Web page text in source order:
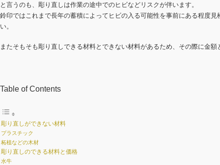
と言うのも、彫り直しは作業の途中でのヒビなどリスクが伴います。
鈴印ではこれまで長年の蓄積によってヒビの入る可能性を事前にある程度
い。
またそもそも彫り直しできる材料とできない材料があるため、その際に金
Table of Contents
彫り直しができない材料
プラスチック
柘植などの木材
彫り直しのできる材料と価格
水牛